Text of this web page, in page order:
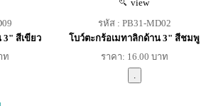
3" สีเขียว
ท
view
รหัส : PB31-MD02
โบว์ตะกร้อเมทาลิกด้าน 3" สีชมพู
ราคา: 16.00 บาท